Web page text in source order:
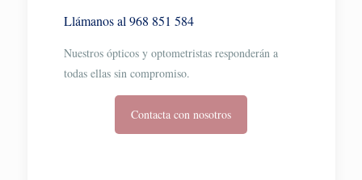
Llámanos al 968 851 584
Nuestros ópticos y optometristas responderán a
todas ellas sin compromiso.
Contacta con nosotros